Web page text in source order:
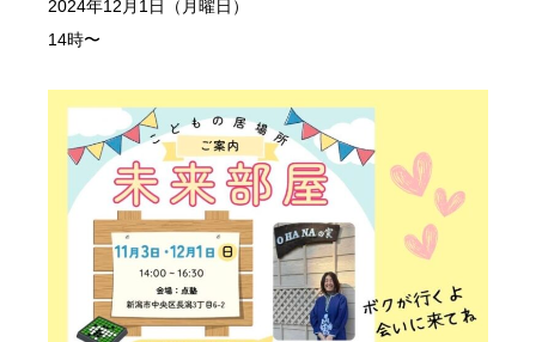
2024年12月1日（月曜日）
14時〜